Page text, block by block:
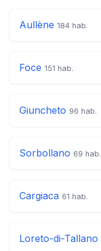
Aullène 184 hab.
Foce 151 hab.
Giuncheto 96 hab.
Sorbollano 69 hab.
Cargiaca 61 hab.
Loreto-di-Tallano